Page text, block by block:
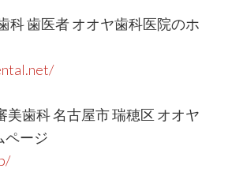
科 歯医者 オオヤ歯科医院のホ
美歯科 名古屋市 瑞穂区 オオヤ
ページ